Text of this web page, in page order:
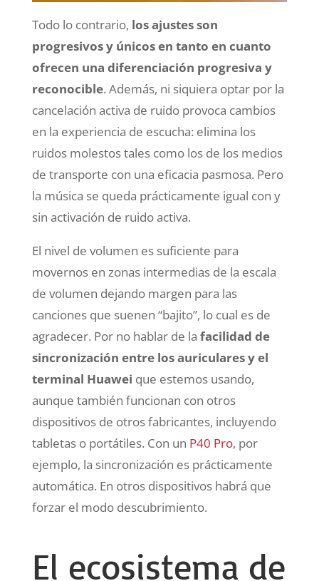
Todo lo contrario, los ajustes son
progresivos y únicos en tanto en cuanto
ofrecen una diferenciación progresiva y
reconocible. Además, ni siquiera optar por la
cancelación activa de ruido provoca cambios
en la experiencia de escucha: elimina los
ruidos molestos tales como los de los medios
de transporte con una eficacia pasmosa. Pero
la música se queda prácticamente igual con y
sin activación de ruido activa.
El nivel de volumen es suficiente para
movernos en zonas intermedias de la escala
de volumen dejando margen para las
canciones que suenen “bajito”, lo cual es de
agradecer. Por no hablar de la facilidad de
sincronización entre los auriculares y el
terminal Huawei que estemos usando,
aunque también funcionan con otros
dispositivos de otros fabricantes, incluyendo
tabletas o portátiles. Con un P40 Pro, por
ejemplo, la sincronización es prácticamente
automática. En otros dispositivos habrá que
forzar el modo descubrimiento.
El ecosistema de